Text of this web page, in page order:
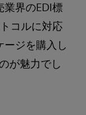
業界のEDI標
コルに対応
ージを購入し
が魅力でし